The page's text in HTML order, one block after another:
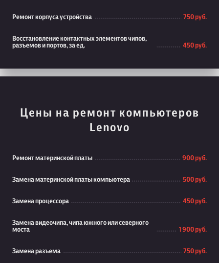
Ремонт корпуса устройства 750 руб.
Восстановление контактных элементов чипов,
разъемов и портов, за ед.
450 руб.
Цены на ремонт компьютеров
Lenovo
Ремонт материнской платы 900 руб.
Замена материнской платы компьютера 500 руб.
Замена процессора 450 руб.
Замена видеочипа, чипа южного или северного
моста
1 900 руб.
Замена разъема 750 руб.